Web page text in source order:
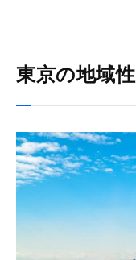
東京の地域性